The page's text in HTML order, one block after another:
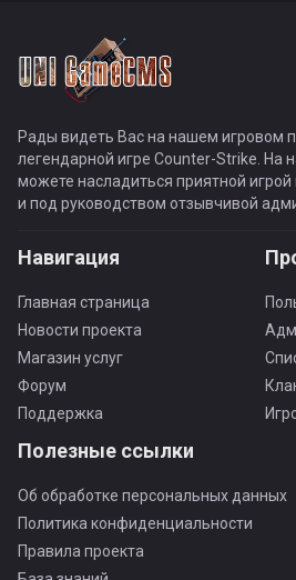
Рады видеть Вас на нашем игровом
легендарной игре Counter-Strike. На
можете насладиться приятной игрой
и под руководством отзывчивой
Навигация
Главная страница
Новости проекта
Магазин услуг
Форум
Поддержка
Полезные ссылки
Об обработке персональных данных
Политика конфиденциальности
Правила проекта